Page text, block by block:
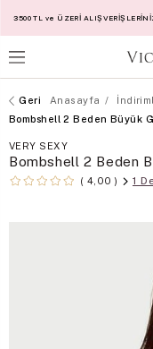
3500 TL ve ÜZERİ
Anasayfa
Bombshell 2 Beden Büyük
VERY SEXY
Bombshell 2 Beden
4,00 1